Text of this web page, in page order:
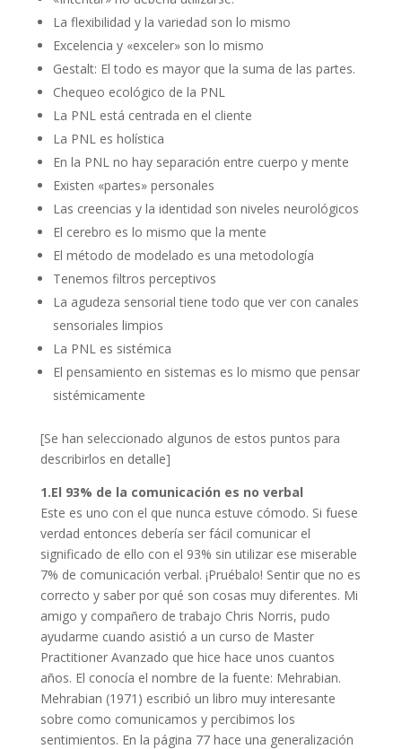
La flexibilidad y la variedad son lo mismo
Excelencia y «exceler» son lo mismo
Gestalt: El todo es mayor que la suma de las partes.
Chequeo ecológico de la PNL
La PNL está centrada en el cliente
La PNL es holística
En la PNL no hay separación entre cuerpo y mente
Existen «partes» personales
Las creencias y la identidad son niveles neurológicos
El cerebro es lo mismo que la mente
El método de modelado es una metodología
Tenemos filtros perceptivos
La agudeza sensorial tiene todo que ver con canales
sensoriales limpios
La PNL es sistémica
El pensamiento en sistemas es lo mismo que pensar
sistémicamente
[Se han seleccionado algunos de estos puntos para
describirlos en detalle]
1.El 93% de la comunicación es no verbal
Este es uno con el que nunca estuve cómodo. Si fuese
verdad entonces debería ser fácil comunicar el
significado de ello con el 93% sin utilizar ese miserable
7% de comunicación verbal. ¡Pruébalo! Sentir que no es
correcto y saber por qué son cosas muy diferentes. Mi
amigo y compañero de trabajo Chris Norris, pudo
ayudarme cuando asistió a un curso de Master
Practitioner Avanzado que hice hace unos cuantos
años. El conocía el nombre de la fuente: Mehrabian.
Mehrabian (1971) escribió un libro muy interesante
sobre como comunicamos y percibimos los
sentimientos. En la página 77 hace una generalización